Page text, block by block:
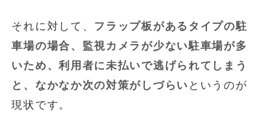
それに対して、 フラップ板があるタイプの駐
車場の場合、監視カメラが少ない駐車場が多
いため、利用者に未払いで逃げられてしまう
と、なかなか次の対策がしづらい というのが
現状です。